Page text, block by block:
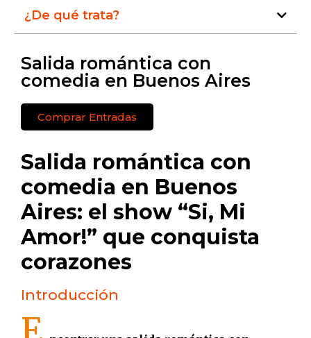
¿De qué trata?
Salida romántica con
comedia en Buenos Aires
Comprar Entradas
Salida romántica con
comedia en Buenos
Aires: el show “Si, Mi
Amor!” que conquista
corazones
Introducción